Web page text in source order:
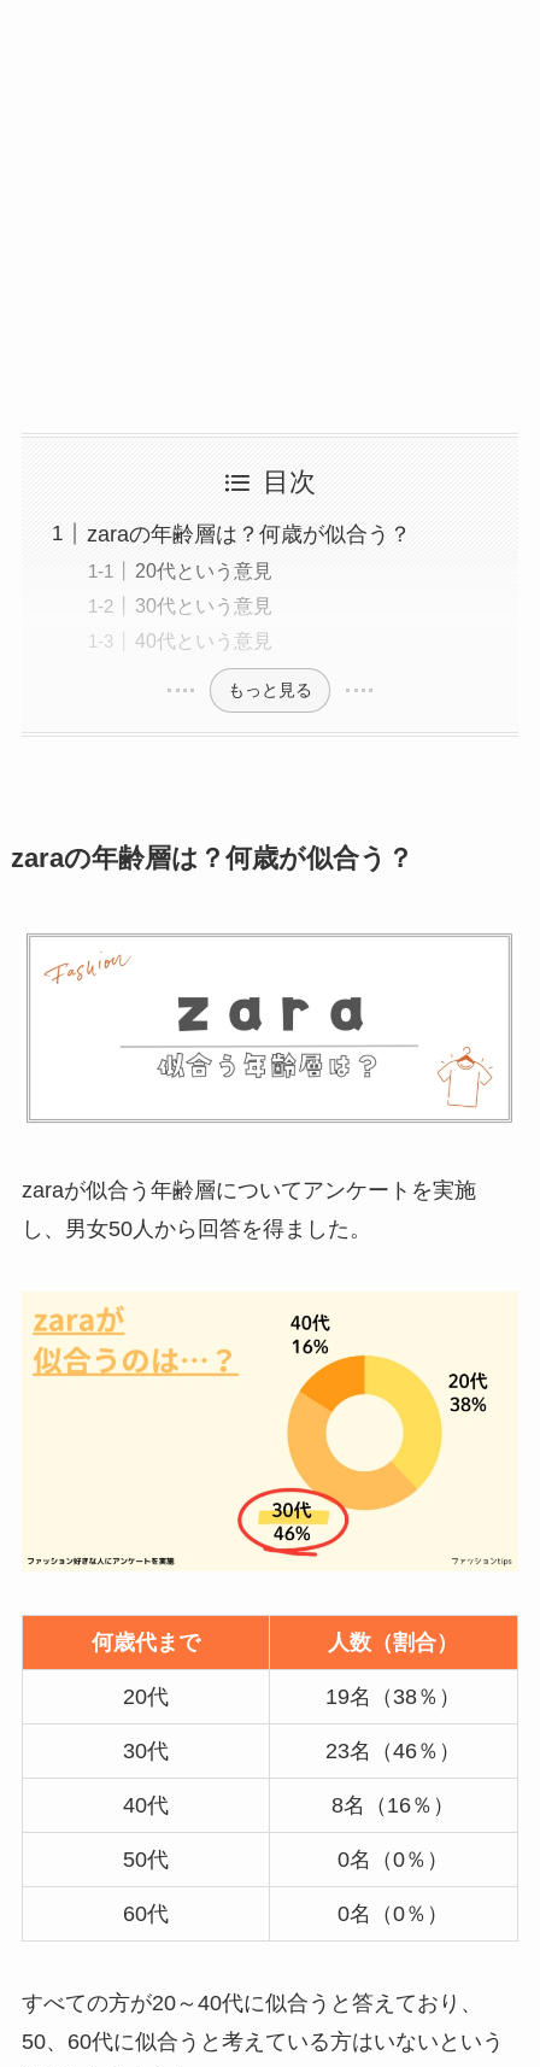
目次
zaraの年齢層は？何歳が似合う？
20代という意見
30代という意見
40代という意見
もっと見る
zaraの年齢層は？何歳が似合う？
zaraが似合う年齢層についてアンケートを実施
し、男女50人から回答を得ました。
何歳代まで 人数（割合）
20代 19名（38％）
30代 23名（46％）
40代 8名（16％）
50代 0名（0％）
60代 0名（0％）
すべての方が20～40代に似合うと答えており、
50、60代に似合うと考えている方はいないという